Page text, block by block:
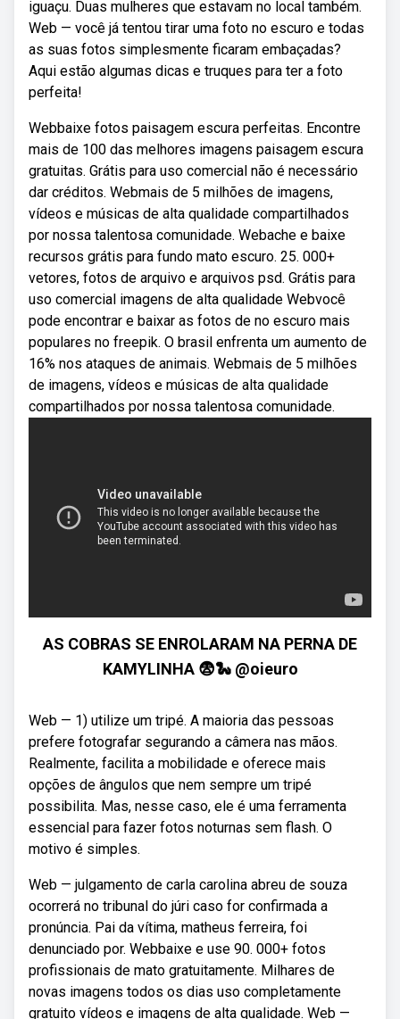
iguaçu. Duas mulheres que estavam no local também.
Web — você já tentou tirar uma foto no escuro e todas
as suas fotos simplesmente ficaram embaçadas?
Aqui estão algumas dicas e truques para ter a foto
perfeita!
Webbaixe fotos paisagem escura perfeitas. Encontre
mais de 100 das melhores imagens paisagem escura
gratuitas. Grátis para uso comercial não é necessário
dar créditos. Webmais de 5 milhões de imagens,
vídeos e músicas de alta qualidade compartilhados
por nossa talentosa comunidade. Webache e baixe
recursos grátis para fundo mato escuro. 25. 000+
vetores, fotos de arquivo e arquivos psd. Grátis para
uso comercial imagens de alta qualidade Webvocê
pode encontrar e baixar as fotos de no escuro mais
populares no freepik. O brasil enfrenta um aumento de
16% nos ataques de animais. Webmais de 5 milhões
de imagens, vídeos e músicas de alta qualidade
compartilhados por nossa talentosa comunidade.
AS COBRAS SE ENROLARAM NA PERNA DE
KAMYLINHA 😨🐍 @oieuro
Web — 1) utilize um tripé. A maioria das pessoas
prefere fotografar segurando a câmera nas mãos.
Realmente, facilita a mobilidade e oferece mais
opções de ângulos que nem sempre um tripé
possibilita. Mas, nesse caso, ele é uma ferramenta
essencial para fazer fotos noturnas sem flash. O
motivo é simples.
Web — julgamento de carla carolina abreu de souza
ocorrerá no tribunal do júri caso for confirmada a
pronúncia. Pai da vítima, matheus ferreira, foi
denunciado por. Webbaixe e use 90. 000+ fotos
profissionais de mato gratuitamente. Milhares de
novas imagens todos os dias uso completamente
gratuito vídeos e imagens de alta qualidade. Web —